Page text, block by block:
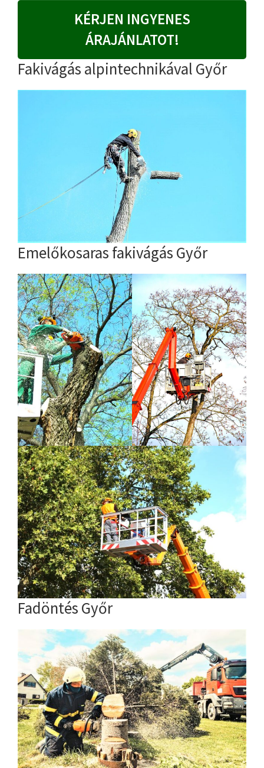
KÉRJEN INGYENES
ÁRAJÁNLATOT!
Fakivágás alpintechnikával Győr
Emelőkosaras fakivágás Győr
Fadöntés Győr